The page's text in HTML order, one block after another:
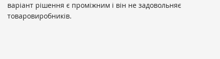
варіант рішення є проміжним і він не задовольняє
товаровиробників.